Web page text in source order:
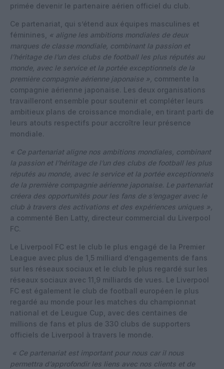
primée devenir le partenaire aérien officiel du club.
Ce partenariat, qui s’étend aux équipes masculines et
féminines,
« aligne les ambitions mondiales de deux
marques de classe mondiale, combinant la passion et
l’héritage de l’un des clubs de football les plus réputés au
monde, avec le service et la portée exceptionnels de la
première compagnie aérienne japonaise », commente la
compagnie aérienne japonaise. Les deux organisations
travailleront ensemble pour soutenir et compléter leurs
ambitieux plans de croissance mondiale, en tirant parti de
leurs atouts respectifs pour accroître leur présence
mondiale.
« Ce partenariat aligne nos ambitions mondiales, combinant
la passion et l’héritage de l’un des clubs de football les plus
réputés au monde, avec le service et la portée exceptionnels
de la première compagnie aérienne japonaise. Le partenariat
créera des opportunités pour les fans de s’engager avec le
club à travers des activations et des expériences uniques »,
a commenté Ben Latty, directeur commercial du Liverpool
FC.
Le Liverpool FC est le club le plus engagé de la Premier
League avec plus de 1,5 milliard d’engagements de fans
sur les réseaux sociaux et le club le plus regardé sur les
réseaux sociaux avec 11,9 milliards de vues. Le Liverpool
FC est également le club de football européen le plus
regardé au monde pour les matches du championnat
national et de Leugue Cup, avec des centaines de
millions de fans et plus de 330 clubs de supporters
officiels de Liverpool à travers le monde.
« Ce partenariat est important pour nous car il nous
permettra d’approfondir les liens avec nos clients et de